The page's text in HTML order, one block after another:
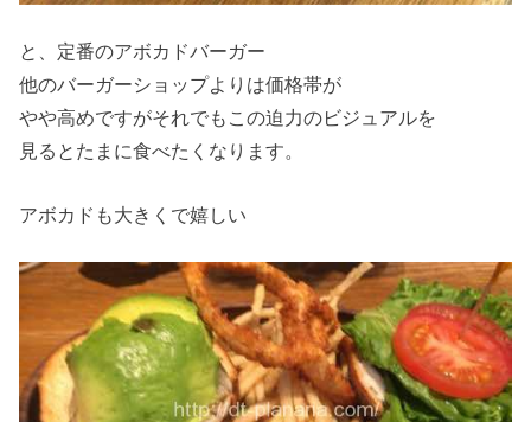
と、定番のアボカドバーガー
他のバーガーショップよりは価格帯が
やや高めですがそれでもこの迫力のビジュアルを
見るとたまに食べたくなります。
アボカドも大きくで嬉しい